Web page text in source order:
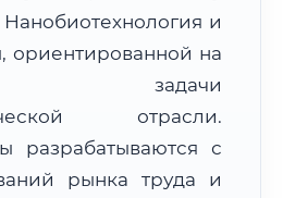
2–3 рабочих дня
и
ориентированной на
задачи
отрасли.
разрабатываются с
рынка труда и